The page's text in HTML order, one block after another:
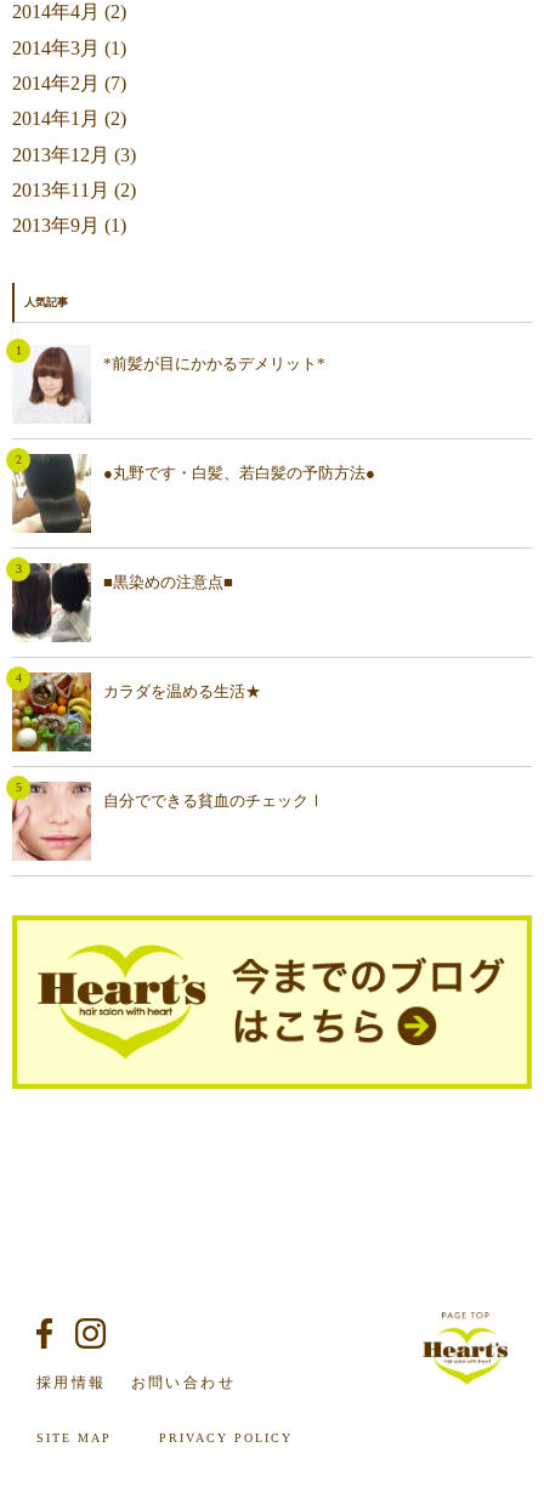
2014年4月 (2)
2014年3月 (1)
2014年2月 (7)
2014年1月 (2)
2013年12月 (3)
2013年11月 (2)
2013年9月 (1)
人気記事
*前髪が目にかかるデメリット*
●丸野です・白髪、若白髪の予防方法●
■黒染めの注意点■
カラダを温める生活★
自分でできる貧血のチェックⅠ
採用情報 お問い合わせ
SITE MAP PRIVACY POLICY